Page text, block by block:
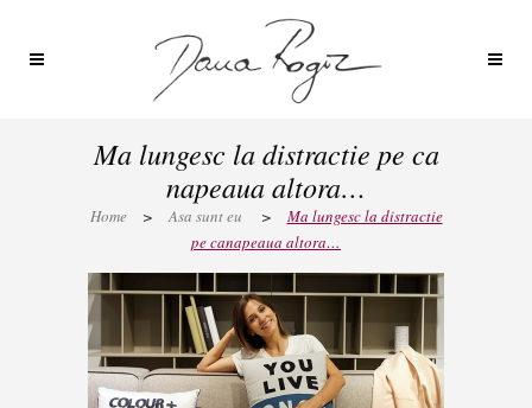
Ma lungesc la distractie pe ca
napeaua altora…
Home > Asa sunt eu >
Ma lungesc la distractie
pe canapeaua altora…